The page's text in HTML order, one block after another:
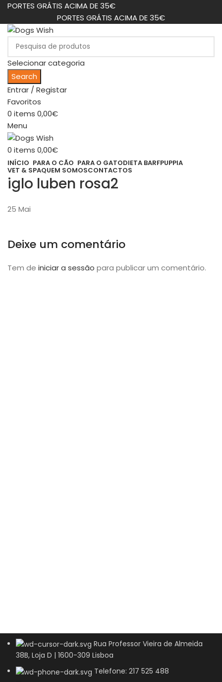
PORTES GRÁTIS ACIMA DE 35€
PORTES GRÁTIS ACIMA DE 35€
Selecionar categoria
Search
Entrar / Registar
Favoritos
0 items 0,00€
Menu
0 items 0,00€
INÍCIO PARA O CÃO PARA O GATODIETA BARFPUPPIA
VET & SPAQUEM SOMOSCONTACTOS
iglo luben rosa2
25 Mai
Deixe um comentário
Tem de iniciar a sessão para publicar um comentário.
Rua Professor Vieira de Almeida
38B, Loja D | 1600-309 Lisboa
Telefone: 217 525 488